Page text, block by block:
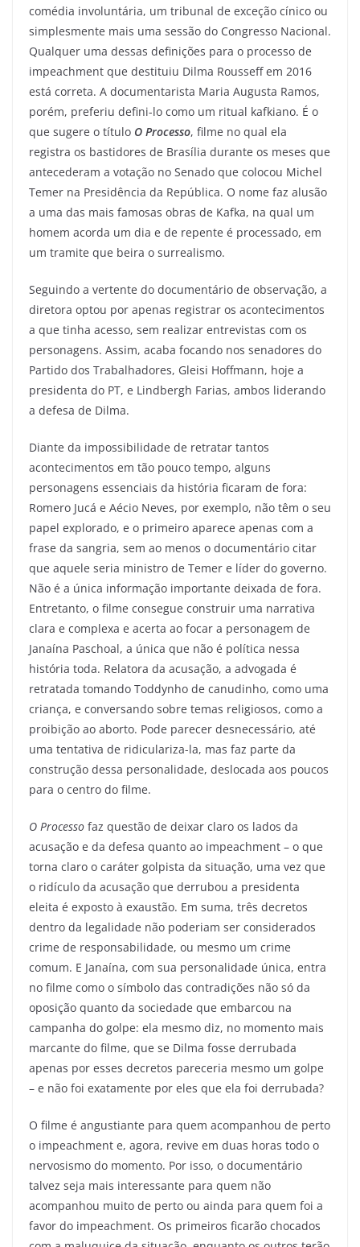
comédia involuntária, um tribunal de exceção cínico ou
simplesmente mais uma sessão do Congresso Nacional.
Qualquer uma dessas definições para o processo de
impeachment que destituiu Dilma Rousseff em 2016
está correta. A documentarista Maria Augusta Ramos,
porém, preferiu defini-lo como um ritual kafkiano. É o
que sugere o título O Processo, filme no qual ela
registra os bastidores de Brasília durante os meses que
antecederam a votação no Senado que colocou Michel
Temer na Presidência da República. O nome faz alusão
a uma das mais famosas obras de Kafka, na qual um
homem acorda um dia e de repente é processado, em
um tramite que beira o surrealismo.
Seguindo a vertente do documentário de observação, a
diretora optou por apenas registrar os acontecimentos
a que tinha acesso, sem realizar entrevistas com os
personagens. Assim, acaba focando nos senadores do
Partido dos Trabalhadores, Gleisi Hoffmann, hoje a
presidenta do PT, e Lindbergh Farias, ambos liderando
a defesa de Dilma.
Diante da impossibilidade de retratar tantos
acontecimentos em tão pouco tempo, alguns
personagens essenciais da história ficaram de fora:
Romero Jucá e Aécio Neves, por exemplo, não têm o seu
papel explorado, e o primeiro aparece apenas com a
frase da sangria, sem ao menos o documentário citar
que aquele seria ministro de Temer e líder do governo.
Não é a única informação importante deixada de fora.
Entretanto, o filme consegue construir uma narrativa
clara e complexa e acerta ao focar a personagem de
Janaína Paschoal, a única que não é política nessa
história toda. Relatora da acusação, a advogada é
retratada tomando Toddynho de canudinho, como uma
criança, e conversando sobre temas religiosos, como a
proibição ao aborto. Pode parecer desnecessário, até
uma tentativa de ridiculariza-la, mas faz parte da
construção dessa personalidade, deslocada aos poucos
para o centro do filme.
O Processo faz questão de deixar claro os lados da
acusação e da defesa quanto ao impeachment – o que
torna claro o caráter golpista da situação, uma vez que
o ridículo da acusação que derrubou a presidenta
eleita é exposto à exaustão. Em suma, três decretos
dentro da legalidade não poderiam ser considerados
crime de responsabilidade, ou mesmo um crime
comum. E Janaína, com sua personalidade única, entra
no filme como o símbolo das contradições não só da
oposição quanto da sociedade que embarcou na
campanha do golpe: ela mesmo diz, no momento mais
marcante do filme, que se Dilma fosse derrubada
apenas por esses decretos pareceria mesmo um golpe
– e não foi exatamente por eles que ela foi derrubada?
O filme é angustiante para quem acompanhou de perto
o impeachment e, agora, revive em duas horas todo o
nervosismo do momento. Por isso, o documentário
talvez seja mais interessante para quem não
acompanhou muito de perto ou ainda para quem foi a
favor do impeachment. Os primeiros ficarão chocados